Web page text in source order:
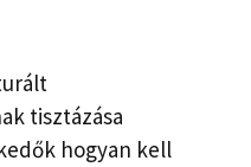
tisztázása
hogyan kell